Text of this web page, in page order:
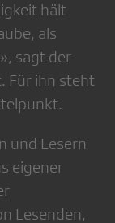
hält
als
sagt der
Für ihn steht
und Lesern
eigener
Lesenden,